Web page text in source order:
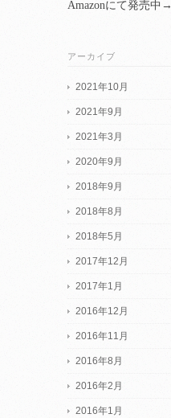
Amazonにて発売中→
アーカイブ
2021年10月
2021年9月
2021年3月
2020年9月
2018年9月
2018年8月
2018年5月
2017年12月
2017年1月
2016年12月
2016年11月
2016年8月
2016年2月
2016年1月